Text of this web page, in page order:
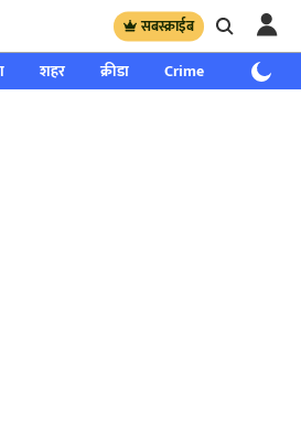
सबस्क्राईब
शहर क्रीडा Crime साप्ताहिक